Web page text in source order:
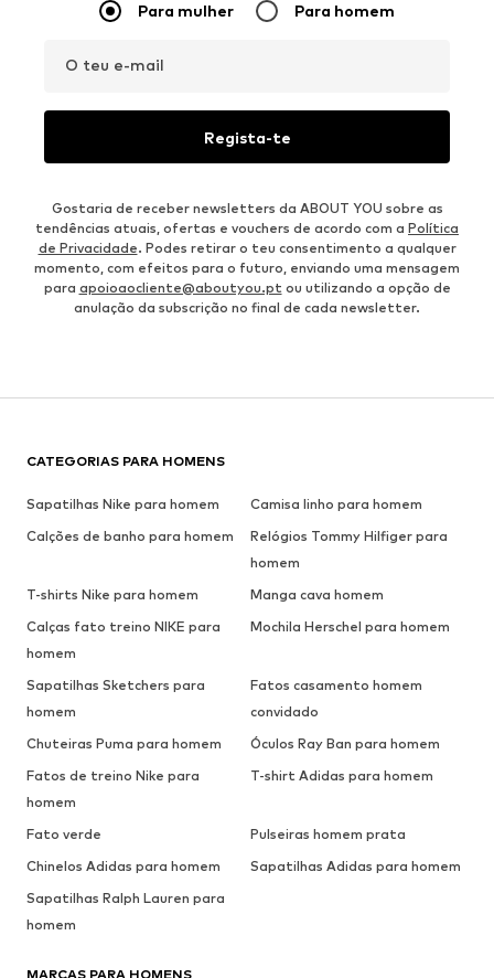
Para mulher Para homem
O teu e-mail
Regista-te
Gostaria de receber newsletters da ABOUT YOU sobre as
tendências atuais, ofertas e vouchers de acordo com a Política
de Privacidade. Podes retirar o teu consentimento a qualquer
momento, com efeitos para o futuro, enviando uma mensagem
para apoioaocliente@aboutyou.ptou utilizando a opção de
anulação da subscrição no final de cada newsletter.
CATEGORIAS PARA HOMENS
Sapatilhas Nike para homem
Camisa linho para homem
Calções de banho para homem
Relógios Tommy Hilfiger para
homem
T-shirts Nike para homem
Manga cava homem
Calças fato treino NIKE para
homem
Mochila Herschel para homem
Sapatilhas Sketchers para
homem
Fatos casamento homem
convidado
Chuteiras Puma para homem
Óculos Ray Ban para homem
Fatos de treino Nike para
homem
T-shirt Adidas para homem
Fato verde
Pulseiras homem prata
Chinelos Adidas para homem
Sapatilhas Adidas para homem
Sapatilhas Ralph Lauren para
homem
MARCAS PARA HOMENS